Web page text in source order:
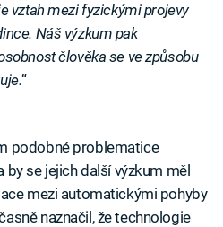
vztah mezi fyzickými projevy
Náš výzkum pak
člověka se ve způsobu
“
podobné problematice
by se jejich další výzkum měl
mezi automatickými pohyby
naznačil, že technologie